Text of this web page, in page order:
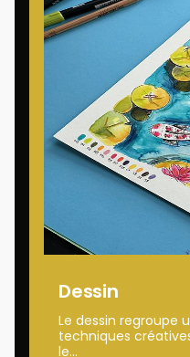
Dessin
Le dessin regroupe
techniques
le...